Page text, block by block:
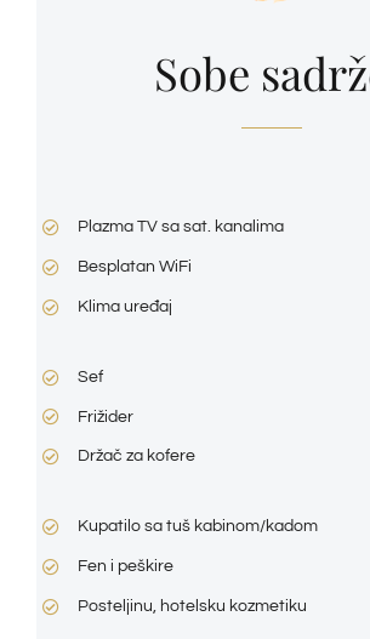
Sobe
Plazma TV sa sat. kanalima
Besplatan WiFi
Klima uređaj
Sef
Frižider
Držač za kofere
Kupatilo sa tuš kabinom/kadom
Fen i peškire
Posteljinu, hotelsku kozmetiku